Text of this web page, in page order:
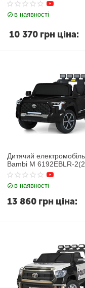
в наявності
10 370 грн ціна:
Дитячий
Bambi M 6192EBLR-
в наявності
13 860 грн ціна: